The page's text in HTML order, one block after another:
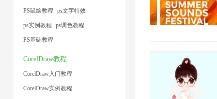
PS鼠绘教程 ps文字特效
ps实例教程 ps调色教程
PS基础教程
CorelDraw教程
CorelDraw入门教程
CorelDraw实例教程